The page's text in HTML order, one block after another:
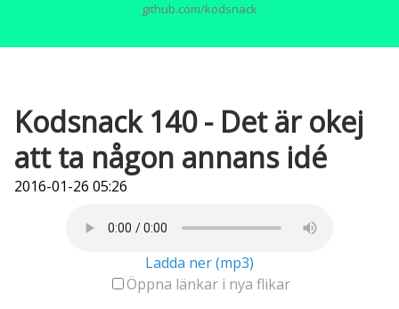
github.com/kodsnack
Kodsnack 140 - Det är okej
att ta någon annans idé
2016-01-26 05:26
Ladda ner (mp3)
Öppna länkar i nya flikar